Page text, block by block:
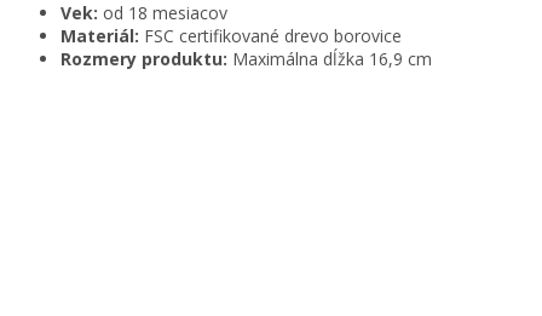
Vek: od 18 mesiacov
Materiál: FSC certifikované drevo borovice
Rozmery produktu: Maximálna dĺžka 16,9 cm